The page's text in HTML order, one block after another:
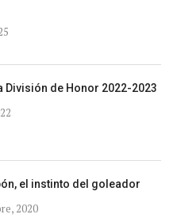
División de Honor 2022-2023
el instinto del goleador
2020